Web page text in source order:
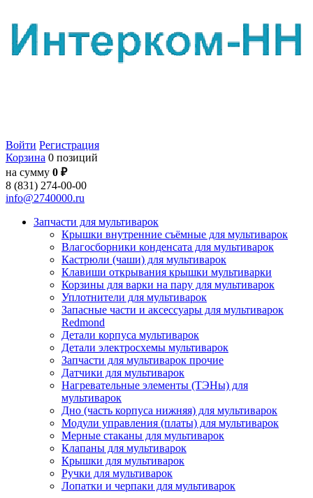
Войти Регистрация
Корзина 0 позиций
на сумму 0 ₽
8 (831) 274-00-00
info@2740000.ru
Запчасти для мультиварок
Крышки внутренние съёмные для мультиварок
Влагосборники конденсата для мультиварок
Кастрюли (чаши) для мультиварок
Клавиши открывания крышки мультиварки
Корзины для варки на пару для мультиварок
Уплотнители для мультиварок
Запасные части и аксессуары для мультиварок
Redmond
Детали корпуса мультиварок
Детали электросхемы мультиварок
Запчасти для мультиварок прочие
Датчики для мультиварок
Нагревательные элементы (ТЭНы) для
мультиварок
Дно (часть корпуса нижняя) для мультиварок
Модули управления (платы) для мультиварок
Мерные стаканы для мультиварок
Клапаны для мультиварок
Крышки для мультиварок
Ручки для мультиварок
Лопатки и черпаки для мультиварок